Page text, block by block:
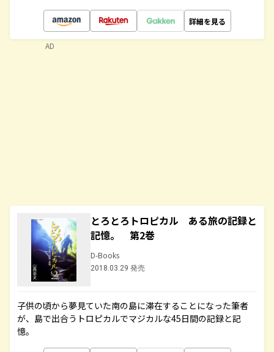
詳細を見る
とろとろトロピカル ある旅の記録と
記憶。 第2巻
D-Books
2018.03.29 発売
子供の頃から夢見ていた南の島に滞在することになった筆者
が、島で出合うトロピカルでマジカルな45日間の記録と記
憶。
AD